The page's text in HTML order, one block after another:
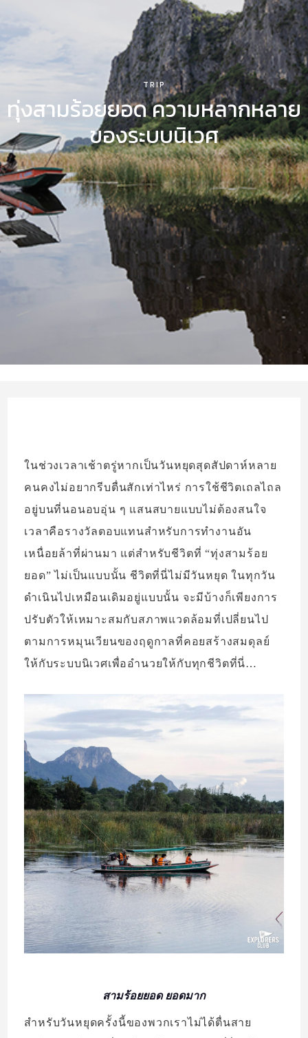
MAKE
CLUB’S CHOICE
SOLO EXHIBITION
ABOUT US
TRIP
ทุ่งสามร้อยยอด ความหลากหลาย
ของระบบนิเวศ
ในช่วงเวลาเช้าตรู่หากเป็นวันหยุดสุดสัปดาห์หลาย
คนคงไม่อยากรีบตื่นสักเท่าไหร่ การใช้ชีวิตเถลไถล
อยู่บนที่นอนอบอุ่น ๆ แสนสบายแบบไม่ต้องสนใจ
เวลาคือรางวัลตอบแทนสำหรับการทำงานอัน
เหนื่อยล้าที่ผ่านมา แต่สำหรับชีวิตที่ “ทุ่งสามร้อย
ยอด” ไม่เป็นแบบนั้น ชีวิตที่นี่ไม่มีวันหยุด ในทุกวัน
ดำเนินไปเหมือนเดิมอยู่แบบนั้น จะมีบ้างก็เพียงการ
ปรับตัวให้เหมาะสมกับสภาพแวดล้อมที่เปลี่ยนไป
ตามการหมุนเวียนของฤดูกาลที่คอยสร้างสมดุลย์
ให้กับระบบนิเวศเพื่ออำนวยให้กับทุกชีวิตที่นี่…
สามร้อยยอด ยอดมาก
สำหรับวันหยุดครั้งนี้ของพวกเราไม่ได้ตื่นสาย